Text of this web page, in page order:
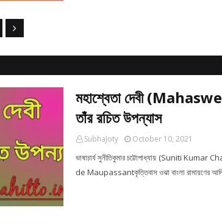
মহাশ্বেতা দেবী
তাঁর রচিত উপন্যাস
SubhaJoty October 10, 2021
ভাষাচার্য সুনীতিকুমার চট্টোপাধ্যায় (Suniti
de Maupassantকৃত্তিবাস ওঝা বাংলা রামায়ণের আদি